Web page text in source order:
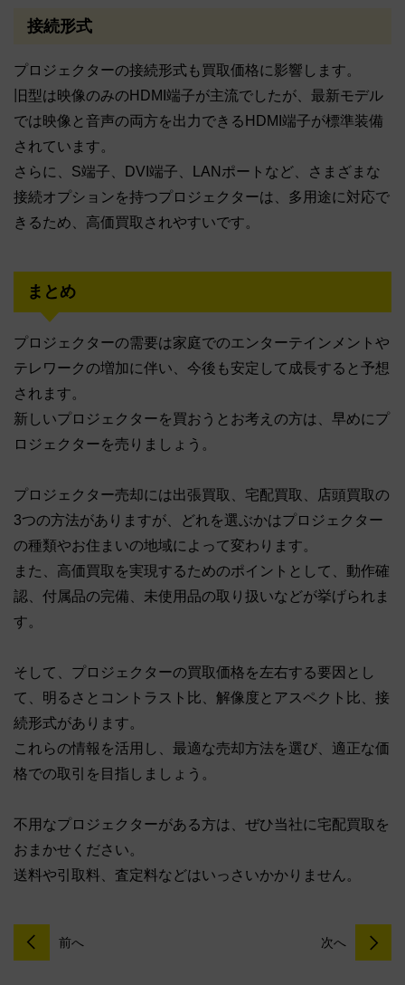
接続形式
プロジェクターの接続形式も買取価格に影響します。
旧型は映像のみのHDMI端子が主流でしたが、最新モデル
では映像と音声の両方を出力できるHDMI端子が標準装備
されています。
さらに、S端子、DVI端子、LANポートなど、さまざまな
接続オプションを持つプロジェクターは、多用途に対応で
きるため、高価買取されやすいです。
まとめ
プロジェクターの需要は家庭でのエンターテインメントや
テレワークの増加に伴い、今後も安定して成長すると予想
されます。
新しいプロジェクターを買おうとお考えの方は、早めにプ
ロジェクターを売りましょう。
プロジェクター売却には出張買取、宅配買取、店頭買取の
3つの方法がありますが、どれを選ぶかはプロジェクター
の種類やお住まいの地域によって変わります。
また、高価買取を実現するためのポイントとして、動作確
認、付属品の完備、未使用品の取り扱いなどが挙げられま
す。
そして、プロジェクターの買取価格を左右する要因とし
て、明るさとコントラスト比、解像度とアスペクト比、接
続形式があります。
これらの情報を活用し、最適な売却方法を選び、適正な価
格での取引を目指しましょう。
不用なプロジェクターがある方は、ぜひ当社に宅配買取を
おまかせください。
送料や引取料、査定料などはいっさいかかりません。
前へ 次へ